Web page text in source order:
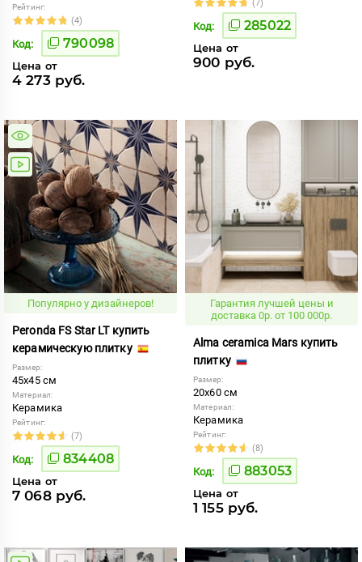
Рейтинг:
(4)
Код: 790098
Цена от
4 273 руб.
(7)
Код: 285022
Цена от
900 руб.
Популярно у дизайнеров!
Peronda FS Star LT купить
керамическую плитку
Размер:
45x45 см
Материал:
Керамика
Рейтинг:
(7)
Код: 834408
Цена от
7 068 руб.
Гарантия лучшей цены и
доставка 0р. от 100 000р.
Alma ceramica Mars купить
плитку
Размер:
20x60 см
Материал:
Керамика
Рейтинг:
(8)
Код: 883053
Цена от
1 155 руб.